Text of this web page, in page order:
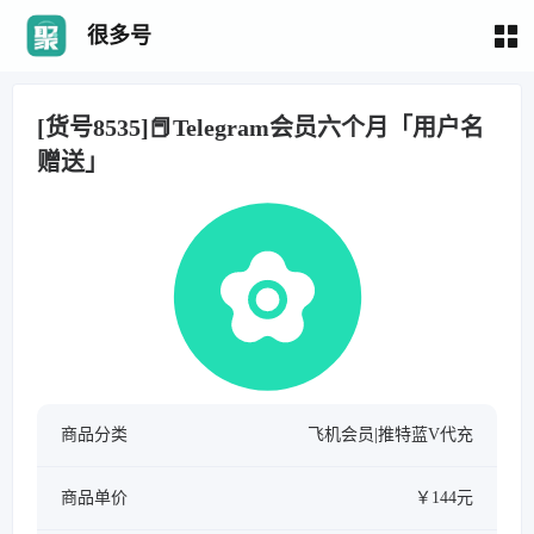
很多号
[货号8535]📕Telegram会员六个月「用户名
赠送」
商品分类 飞机会员|推特蓝V代充
商品单价 ￥144元